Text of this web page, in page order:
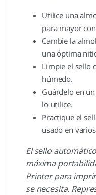
Utilice una
para mayor
Cambie la
una óptima
Limpie el sello
húmedo.
Guárdelo en
lo utilice.
Practique el
usado en
El sello
máxima
Printer para
se necesita.